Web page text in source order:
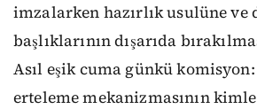
imzalarken hazırlık usulüne ve
başlıklarının dışarıda
Asıl eşik cuma günkü
erteleme mekanizmasının